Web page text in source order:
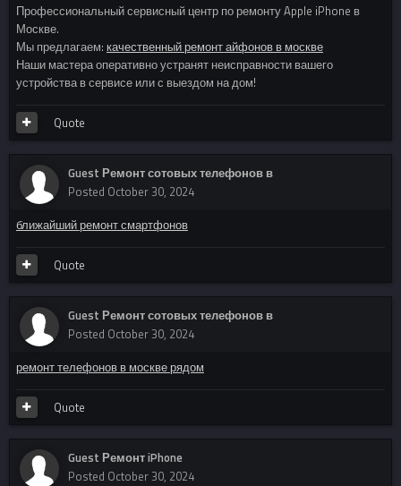
Профессиональный сервисный центр по ремонту Apple iPhone в
Москве.
Мы предлагаем: качественный ремонт айфонов в москве
Наши мастера оперативно устранят неисправности вашего
устройства в сервисе или с выездом на дом!
Quote
Guest Ремонт сотовых телефонов в
Posted October 30, 2024
ближайший ремонт смартфонов
Quote
Guest Ремонт сотовых телефонов в
Posted October 30, 2024
ремонт телефонов в москве рядом
Quote
Guest Ремонт iPhone
Posted October 30, 2024